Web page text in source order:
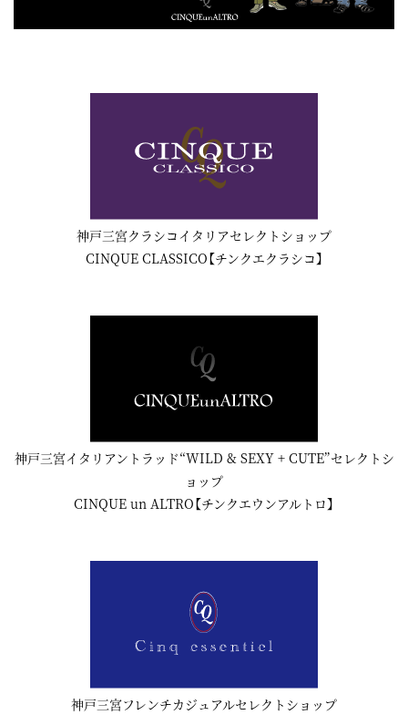
神戸三宮クラシコイタリアセレクトショップ
CINQUE CLASSICO【チンクエクラシコ】
神戸三宮イタリアントラッド“WILD & SEXY + CUTE”セレクトシ
ョップ
CINQUE un ALTRO【チンクエウンアルトロ】
神戸三宮フレンチカジュアルセレクトショップ